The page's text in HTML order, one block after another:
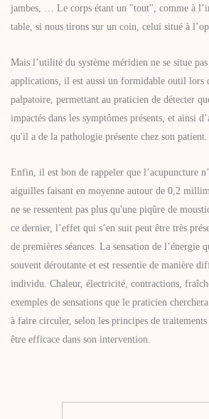
jambes, … Le corps étant un "tout", comme à
table, si nous tirons sur un coin, celui situé à
Mais l’utilité du système méridien ne se situe pas
applications, il est aussi un formidable outil lors
palpatoire, permettant au praticien de détecter
impactés dans les symptômes présents, et ainsi
qu'il a de la pathologie présente chez son patient.
Enfin, il est bon de rappeler que l’acupuncture
aiguilles faisant en moyenne autour de 0,2
ne se ressentent pas plus qu'une piqûre de
ce dernier, l’effet qui s’en suit peut être très
de premières séances. La sensation de l’énergie
souvent déroutante et est ressentie de manière
individu. Chaleur, électricité, contractions,
exemples de sensations que le praticien
à faire circuler, selon les principes de
être efficace dans son intervention.